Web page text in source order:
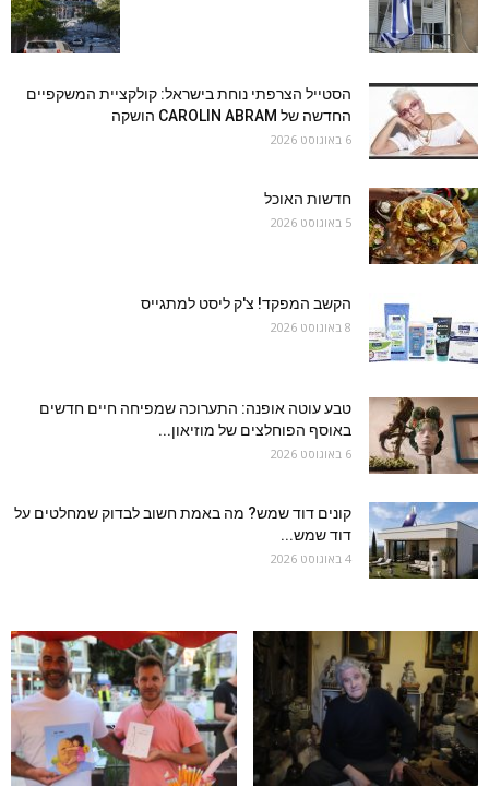
הסטייל הצרפתי נוחת בישראל: קולקציית המשקפיים
החדשה של CAROLIN ABRAM הושקה
6 באוגוסט 2026
חדשות האוכל
5 באוגוסט 2026
הקשב המפקד! צ'ק ליסט למתגייס
8 באוגוסט 2026
טבע עוטה אופנה: התערוכה שמפיחה חיים חדשים
באוסף הפוחלצים של מוזיאון...
6 באוגוסט 2026
קונים דוד שמש? מה באמת חשוב לבדוק שמחלטים על
דוד שמש...
4 באוגוסט 2026